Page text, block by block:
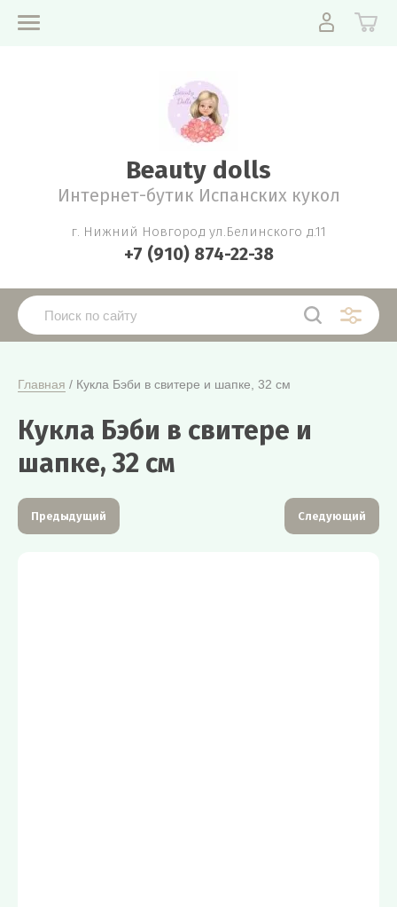
Beauty dolls
Интернет-бутик Испанских кукол
г. Нижний Новгород ул.Белинского д.11
+7 (910) 874-22-38
Главная / Кукла Бэби в свитере и шапке, 32 см
Кукла Бэби в свитере и
шапке, 32 см
Предыдущий Следующий